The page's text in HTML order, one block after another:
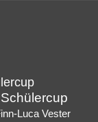
Luca Vester